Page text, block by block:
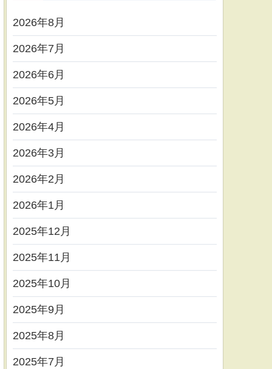
2026年8月
2026年7月
2026年6月
2026年5月
2026年4月
2026年3月
2026年2月
2026年1月
2025年12月
2025年11月
2025年10月
2025年9月
2025年8月
2025年7月